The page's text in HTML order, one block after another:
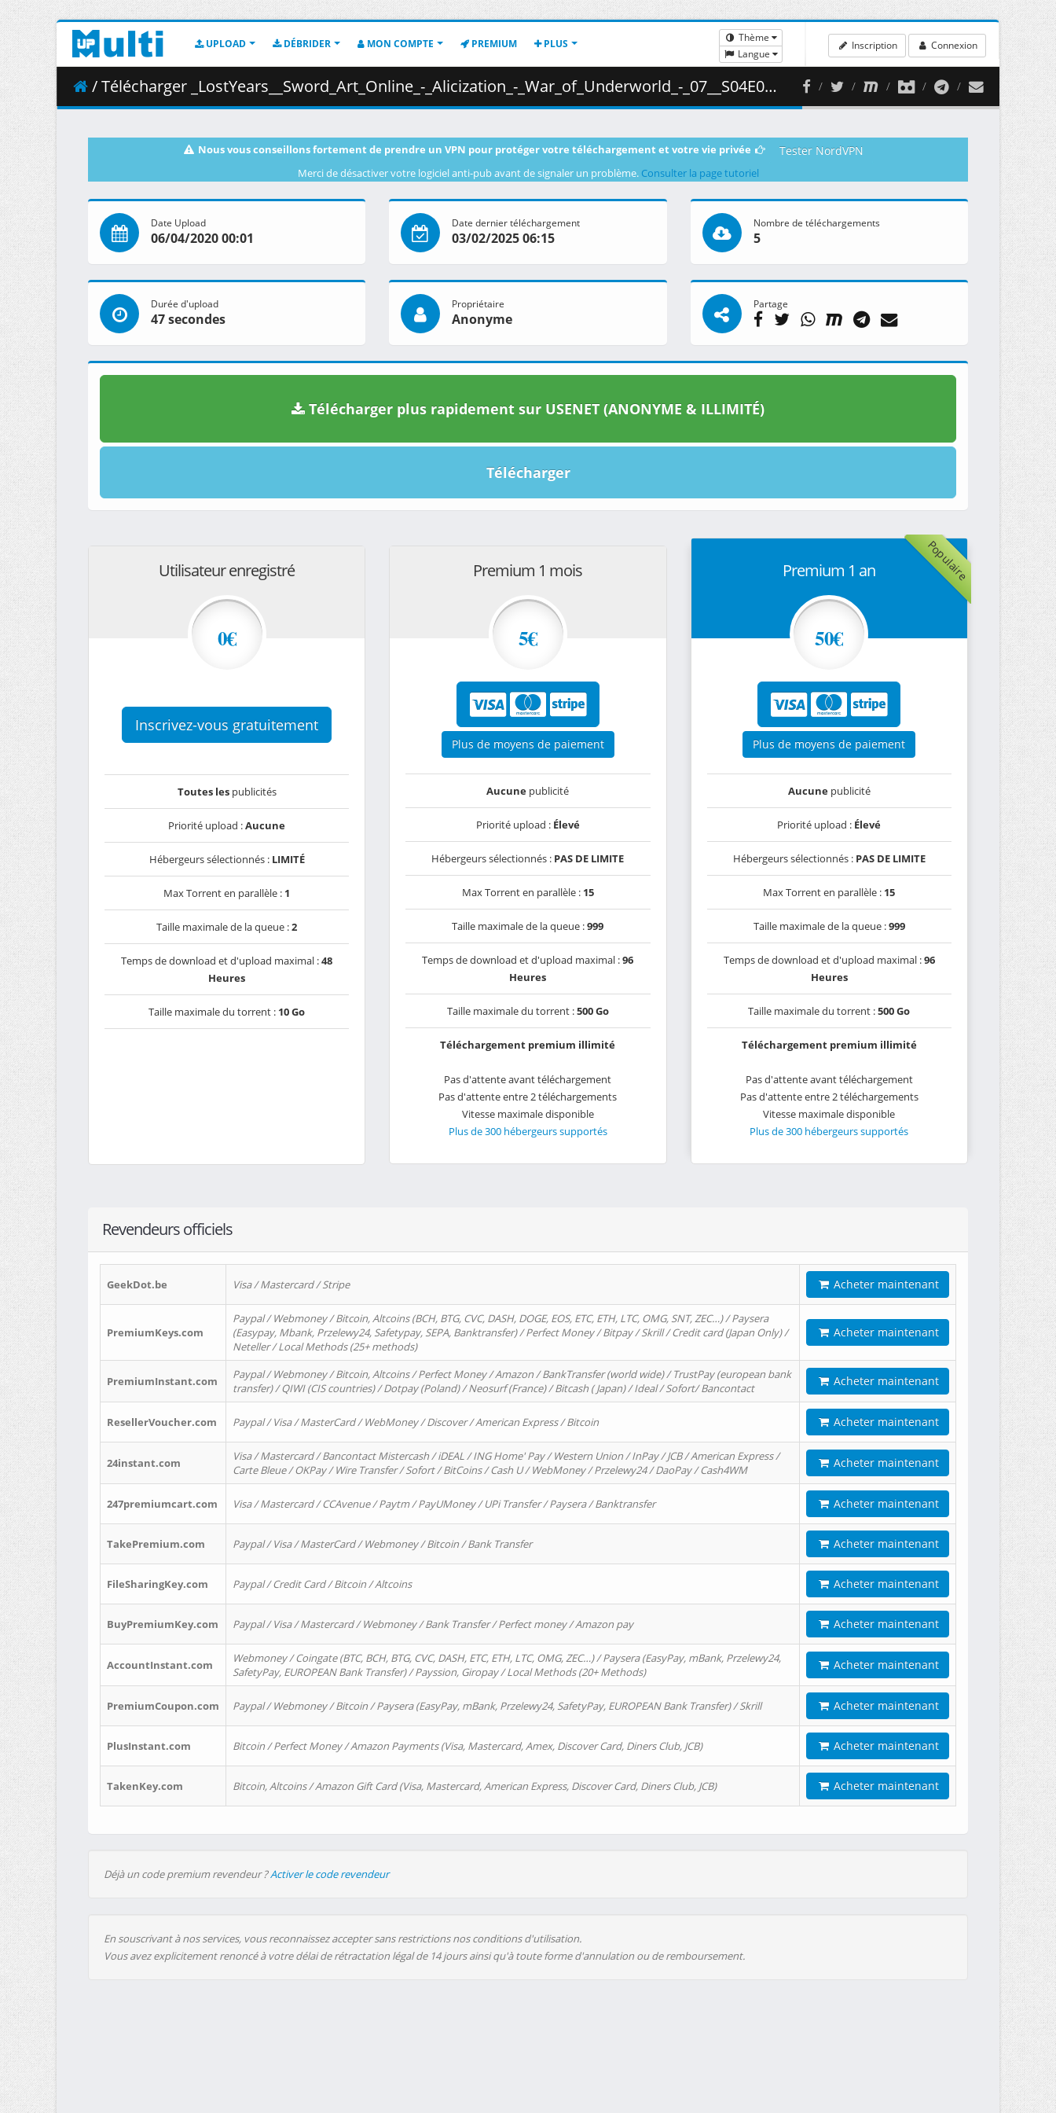
UPLOAD DÉBRIDER MON COMPTE PREMIUM PLUS
Thème
Langue
Inscription Connexion
/ Télécharger _LostYears__Sword_Art_Online_-_Alicization_-_War_of_Underworld_-_07__S04E07___WEB_1080p_Hi10P_AAC___32AFD86E_.mkv.002 ( 407.27 MB )
Nous vous conseillons fortement de prendre un VPN pour protéger votre téléchargement et votre vie privée Tester NordVPN
Merci de désactiver votre logiciel anti-pub avant de signaler un problème. Consulter la page tutoriel
Date Upload
06/04/2020 00:01
Date dernier téléchargement
03/02/2025 06:15
Nombre de téléchargements
5
Durée d'upload
47 secondes
Propriétaire
Anonyme
Partage
Télécharger plus rapidement sur USENET (ANONYME & ILLIMITÉ)
Télécharger
Utilisateur enregistré
0€
Inscrivez-vous gratuitement
Toutes lespublicités
Priorité upload :Aucune
Hébergeurs sélectionnés : LIMITÉ
Max Torrent en parallèle : 1
Taille maximale de la queue :2
Temps de download et d'upload maximal :48
Heures
Taille maximale du torrent : 10 Go
Premium 1 mois
5€
Plus de moyens de paiement
Aucune publicité
Priorité upload : Élevé
Hébergeurs sélectionnés : PAS DE LIMITE
Max Torrent en parallèle : 15
Taille maximale de la queue :999
Temps de download et d'upload maximal :96
Heures
Taille maximale du torrent :500 Go
Téléchargement premium illimité
Pas d'attente avant téléchargement
Pas d'attente entre 2 téléchargements
Vitesse maximale disponible
Plus de 300 hébergeurs supportés
Populaire
Premium 1 an
50€
Plus de moyens de paiement
Aucunepublicité
Priorité upload : Élevé
Hébergeurs sélectionnés : PAS DE LIMITE
Max Torrent en parallèle : 15
Taille maximale de la queue :999
Temps de download et d'upload maximal :96
Heures
Taille maximale du torrent :500 Go
Téléchargement premium illimité
Pas d'attente avant téléchargement
Pas d'attente entre 2 téléchargements
Vitesse maximale disponible
Plus de 300 hébergeurs supportés
Revendeurs officiels
GeekDot.be Visa / Mastercard / Stripe Acheter maintenant
PremiumKeys.com
Paypal / Webmoney / Bitcoin, Altcoins (BCH, BTG, CVC, DASH, DOGE, EOS, ETC, ETH, LTC, OMG, SNT, ZEC…) / Paysera
(Easypay, Mbank, Przelewy24, Safetypay, SEPA, Banktransfer) / Perfect Money / Bitpay / Skrill / Credit card (Japan Only) /
Neteller / Local Methods (25+ methods)
Acheter maintenant
PremiumInstant.com
Paypal / Webmoney / Bitcoin, Altcoins / Perfect Money / Amazon / BankTransfer (world wide) / TrustPay (european bank
transfer) / QIWI (CIS countries) / Dotpay (Poland) / Neosurf (France) / Bitcash ( Japan) / Ideal / Sofort/ Bancontact
Acheter maintenant
ResellerVoucher.com Paypal / Visa / MasterCard / WebMoney / Discover / American Express / Bitcoin Acheter maintenant
24instant.com
Visa / Mastercard / Bancontact Mistercash / iDEAL / ING Home' Pay / Western Union / InPay / JCB / American Express /
Carte Bleue / OKPay / Wire Transfer / Sofort / BitCoins / Cash U / WebMoney / Przelewy24 / DaoPay / Cash4WM
Acheter maintenant
247premiumcart.com Visa / Mastercard / CCAvenue / Paytm / PayUMoney / UPi Transfer / Paysera / Banktransfer Acheter maintenant
TakePremium.com Paypal / Visa / MasterCard / Webmoney / Bitcoin / Bank Transfer Acheter maintenant
FileSharingKey.com Paypal / Credit Card / Bitcoin / Altcoins Acheter maintenant
BuyPremiumKey.com Paypal / Visa / Mastercard / Webmoney / Bank Transfer / Perfect money / Amazon pay Acheter maintenant
AccountInstant.com
Webmoney / Coingate (BTC, BCH, BTG, CVC, DASH, ETC, ETH, LTC, OMG, ZEC…) / Paysera (EasyPay, mBank, Przelewy24,
SafetyPay, EUROPEAN Bank Transfer) / Payssion, Giropay / Local Methods (20+ Methods)
Acheter maintenant
PremiumCoupon.com Paypal / Webmoney / Bitcoin / Paysera (EasyPay, mBank, Przelewy24, SafetyPay, EUROPEAN Bank Transfer) / Skrill Acheter maintenant
PlusInstant.com Bitcoin / Perfect Money / Amazon Payments (Visa, Mastercard, Amex, Discover Card, Diners Club, JCB) Acheter maintenant
TakenKey.com Bitcoin, Altcoins / Amazon Gift Card (Visa, Mastercard, American Express, Discover Card, Diners Club, JCB) Acheter maintenant
Déjà un code premium revendeur ?Activer le code revendeur
En souscrivant à nos services, vous reconnaissez accepter sans restrictions nos conditions d'utilisation.
Vous avez explicitement renoncé à votre délai de rétractation légal de 14 jours ainsi qu'à toute forme d'annulation ou de remboursement.